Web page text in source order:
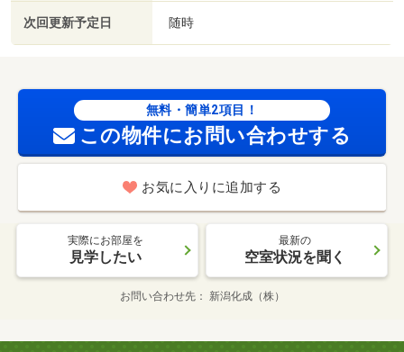
次回更新予定日 随時
無料・簡単2項目！
この物件にお問い合わせする
お気に入りに追加する
実際にお部屋を
見学したい
最新の
空室状況を聞く
お問い合わせ先 新潟化成（株）